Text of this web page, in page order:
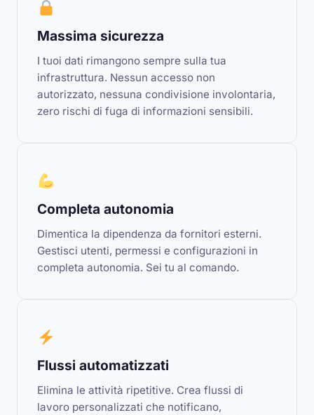
Massima sicurezza
I tuoi dati rimangono sempre sulla tua
infrastruttura. Nessun accesso non
autorizzato, nessuna condivisione involontaria,
zero rischi di fuga di informazioni sensibili.
Completa autonomia
Dimentica la dipendenza da fornitori esterni.
Gestisci utenti, permessi e configurazioni in
completa autonomia. Sei tu al comando.
Flussi automatizzati
Elimina le attività ripetitive. Crea flussi di
lavoro personalizzati che notificano,